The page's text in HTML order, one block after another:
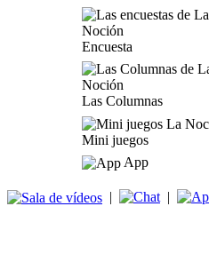
Encuesta
Las Columnas
Mini juegos
App
| |